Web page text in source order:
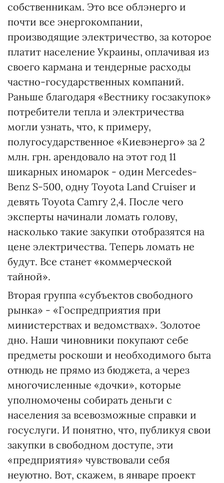
собственникам. Это все облэнерго и
почти все энергокомпании,
производящие электричество, за которое
платит население Украины, оплачивая из
своего кармана и тендерные расходы
частно-государственных компаний.
Раньше благодаря «Вестнику госзакупок»
потребители тепла и электричества
могли узнать, что, к примеру,
полугосударственное «Киевэнерго» за 2
млн. грн. арендовало на этот год 11
шикарных иномарок - один Mercedes-
Benz S-500, одну Toyota Land Cruiser и
девять Toyota Camry 2,4. После чего
эксперты начинали ломать голову,
насколько такие закупки отобразятся на
цене электричества. Теперь ломать не
будут. Все станет «коммерческой
тайной».
Вторая группа «субъектов свободного
рынка» - «Госпредприятия при
министерствах и ведомствах». Золотое
дно. Наши чиновники покупают себе
предметы роскоши и необходимого быта
отнюдь не прямо из бюджета, а через
многочисленные «дочки», которые
уполномочены собирать деньги с
населения за всевозможные справки и
госуслуги. И понятно, что, публикуя свои
закупки в свободном доступе, эти
«предприятия» чувствовали себя
неуютно. Вот, скажем, в январе проект